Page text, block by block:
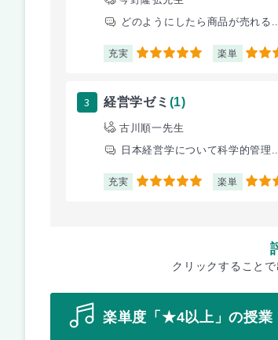
どのようにしたら商品が売れる...
充実 5 楽単 5
3 経営学ゼミ (1)
古川順一先生
日本経営学について科学的管理...
充実 5 楽単 5
クリックすること
楽単度「★4以上」の授業